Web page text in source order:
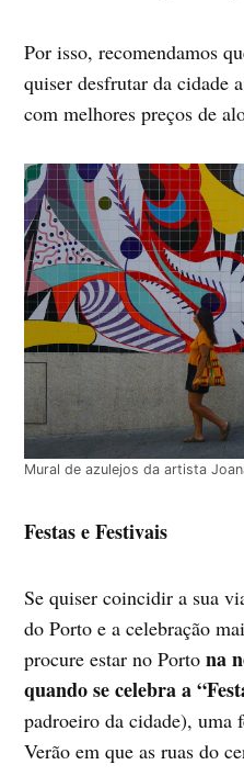
Por isso, recomendamos
quiser desfrutar da cidade
com melhores preços de
Mural de azulejos da artista
Festas e Festivais
Se quiser coincidir a sua
do Porto e a celebração
procure estar no Porto na
quando se celebra a
padroeiro da cidade), uma
Verão em que as ruas do